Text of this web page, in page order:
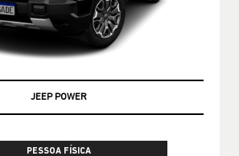
JEEP POWER
PESSOA FÍSICA